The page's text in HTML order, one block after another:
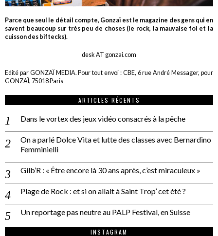
Parce que seul le détail compte, Gonzaï est le magazine des gens qui en
savent beaucoup sur très peu de choses (le rock, la mauvaise foi et la
cuisson des biftecks).
desk AT gonzai.com
Edité par GONZAÏ MEDIA. Pour tout envoi : CBE, 6 rue André Messager, pour
GONZAÏ, 75018 Paris
ARTICLES RÉCENTS
Dans le vortex des jeux vidéo consacrés à la pêche
On a parlé Dolce Vita et lutte des classes avec Bernardino
Femminielli
Gilb’R : « Être encore là 30 ans après, c’est miraculeux »
Plage de Rock : et si on allait à Saint Trop’ cet été ?
Un reportage pas neutre au PALP Festival, en Suisse
INSTAGRAM